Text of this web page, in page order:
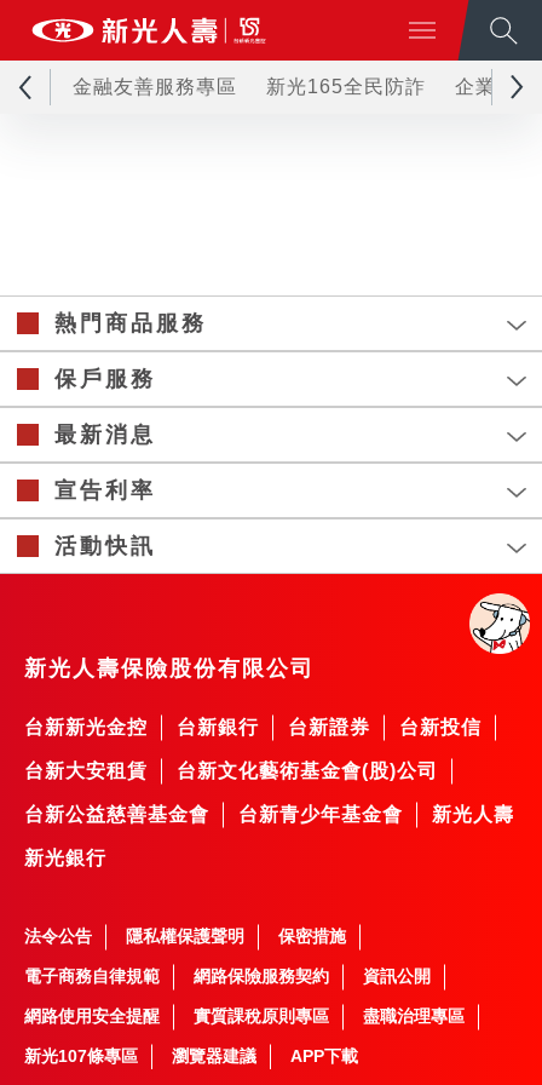
金融友善服務專區 新光165全民防詐 企業永續
熱門商品服務
保戶服務
最新消息
宣告利率
活動快訊
新光人壽保險股份有限公司
台新新光金控 台新銀行 台新證券 台新投信
台新大安租賃 台新文化藝術基金會(股)公司
台新公益慈善基金會 台新青少年基金會 新光人壽
新光銀行
法令公告 隱私權保護聲明 保密措施
電子商務自律規範 網路保險服務契約 資訊公開
網路使用安全提醒 實質課稅原則專區 盡職治理專區
新光107條專區 瀏覽器建議 APP下載